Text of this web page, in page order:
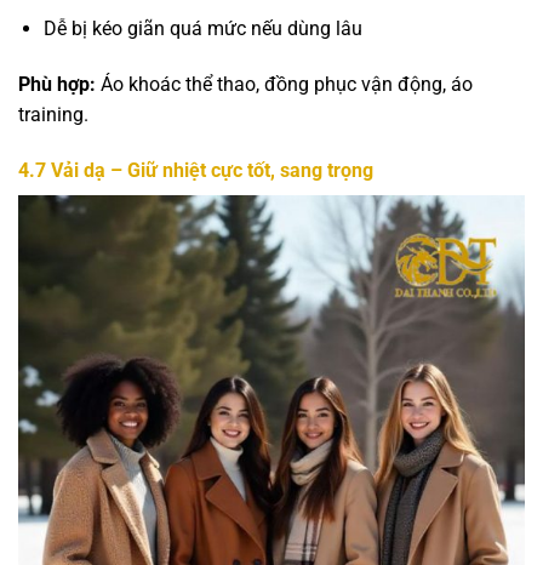
Dễ bị kéo giãn quá mức nếu dùng lâu
Phù hợp: Áo khoác thể thao, đồng phục vận động, áo
training.
4.7 Vải dạ – Giữ nhiệt cực tốt, sang trọng